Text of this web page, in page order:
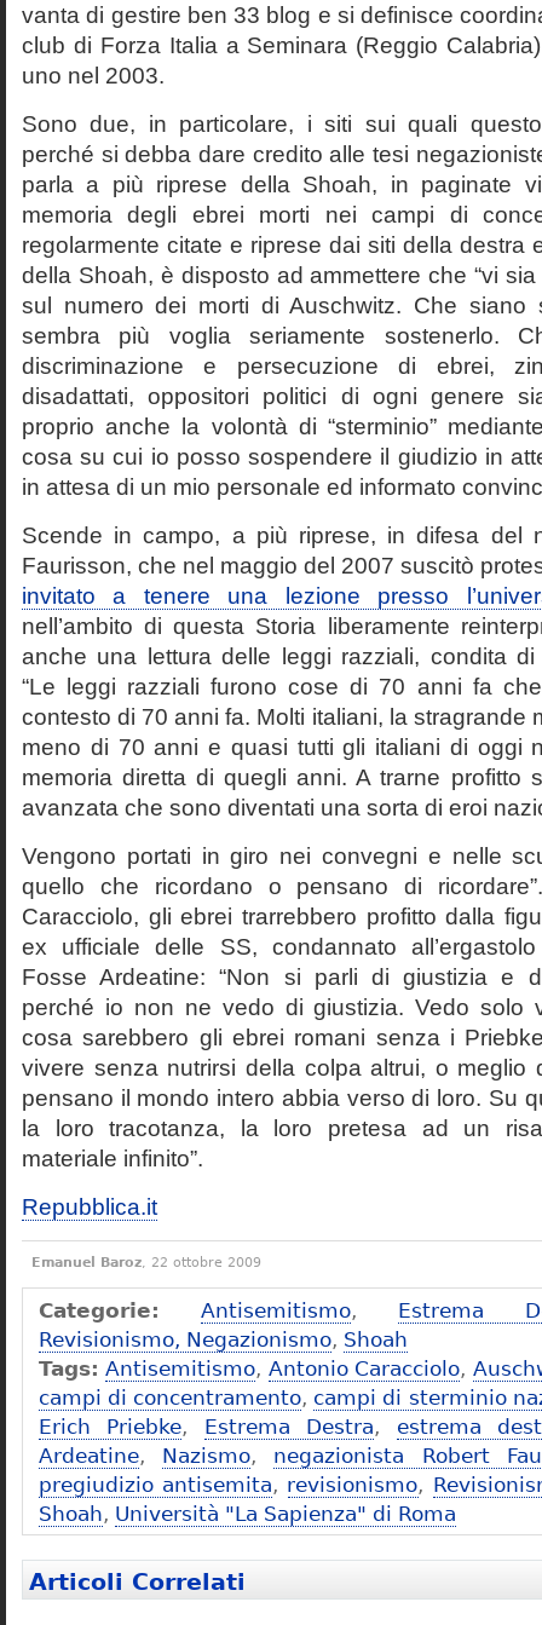
vanta di gestire ben 33 blog e si definisce
club di Forza Italia a Seminara (Reggio
uno nel 2003.
Sono due, in particolare, i siti sui quali
perché si debba dare credito alle tesi
parla a più riprese della Shoah, in paginate
memoria degli ebrei morti nei campi di
regolarmente citate e riprese dai siti della destra
della Shoah, è disposto ad ammettere che “vi
sul numero dei morti di Auschwitz. Che siano
sembra più voglia seriamente sostenerlo.
discriminazione e persecuzione di ebrei,
disadattati, oppositori politici di ogni genere
proprio anche la volontà di “sterminio”
cosa su cui io posso sospendere il giudizio in
in attesa di un mio personale ed informato
Scende in campo, a più riprese, in difesa del
Faurisson, che nel maggio del 2007 suscitò
invitato a tenere una lezione presso
nell’ambito di questa Storia liberamente
anche una lettura delle leggi razziali, condita di
“Le leggi razziali furono cose di 70 anni fa
contesto di 70 anni fa. Molti italiani, la stragrande
meno di 70 anni e quasi tutti gli italiani di oggi
memoria diretta di quegli anni. A trarne profitto
avanzata che sono diventati una sorta di eroi
Vengono portati in giro nei convegni e nelle
quello che ricordano o pensano di
Caracciolo, gli ebrei trarrebbero profitto dalla
ex ufficiale delle SS, condannato
Fosse Ardeatine: “Non si parli di giustizia e
perché io non ne vedo di giustizia. Vedo solo
cosa sarebbero gli ebrei romani senza i
vivere senza nutrirsi della colpa altrui, o meglio
pensano il mondo intero abbia verso di loro. Su
la loro tracotanza, la loro pretesa ad un
materiale infinito”.
Repubblica.it
Emanuel Baroz, 22 ottobre 2009
Categorie: Antisemitismo, Estrema
Revisionismo, Negazionismo, Shoah
Tags: Antisemitismo, Antonio Caracciolo,
campi di concentramento, campi di sterminio
Erich Priebke, Estrema Destra, estrema
Ardeatine, Nazismo, negazionista Robert
pregiudizio antisemita, revisionismo,
Shoah, Università "La Sapienza" di Roma
Articoli Correlati